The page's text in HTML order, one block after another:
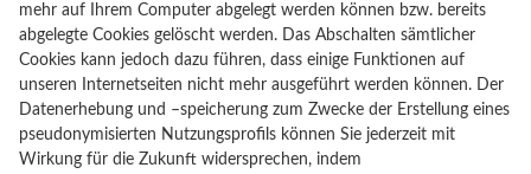
mehr auf Ihrem Computer abgelegt werden können bzw. bereits
abgelegte Cookies gelöscht werden. Das Abschalten sämtlicher
Cookies kann jedoch dazu führen, dass einige Funktionen auf
unseren Internetseiten nicht mehr ausgeführt werden können. Der
Datenerhebung und –speicherung zum Zwecke der Erstellung eines
pseudonymisierten Nutzungsprofils können Sie jederzeit mit
Wirkung für die Zukunft widersprechen, indem